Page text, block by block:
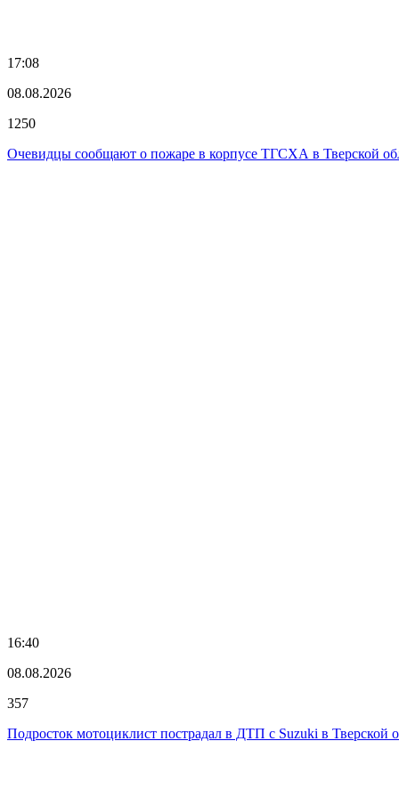
17:08
08.08.2026
1250
Очевидцы сообщают о пожаре в корпусе ТГСХА в Тверской
16:40
08.08.2026
357
Подросток мотоциклист пострадал в ДТП с Suzuki в Тверской